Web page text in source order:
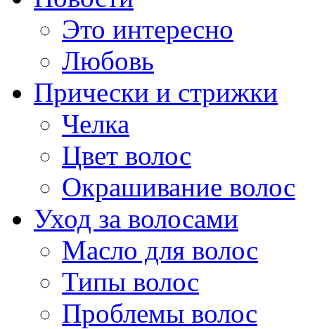
Это интересно
Любовь
Прически и стрижки
Челка
Цвет волос
Окрашивание волос
Уход за волосами
Масло для волос
Типы волос
Проблемы волос